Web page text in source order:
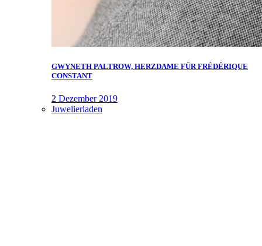
GWYNETH PALTROW, HERZDAME FÜR FRÉDÉRIQUE
CONSTANT
2 Dezember 2019
Juwelierladen